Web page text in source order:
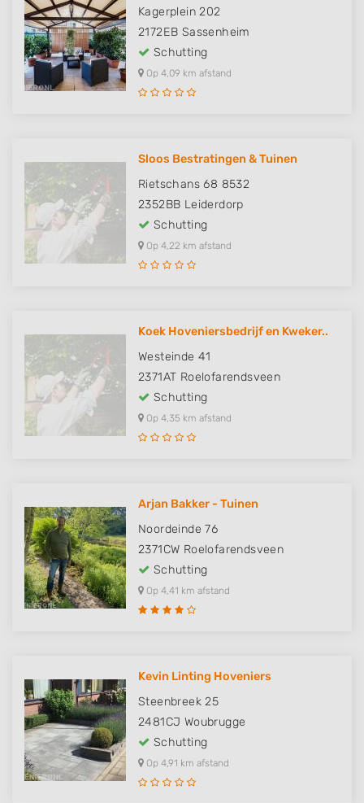
Kagerplein 202
2172EB Sassenheim
Schutting
Op 4,09 km afstand
Sloos Bestratingen & Tuinen
Rietschans 68 8532
2352BB Leiderdorp
Schutting
Op 4,22 km afstand
Koek Hoveniersbedrijf en Kweker..
Westeinde 41
2371AT Roelofarendsveen
Schutting
Op 4,35 km afstand
Arjan Bakker - Tuinen
Noordeinde 76
2371CW Roelofarendsveen
Schutting
Op 4,41 km afstand
Kevin Linting Hoveniers
Steenbreek 25
2481CJ Woubrugge
Schutting
Op 4,91 km afstand